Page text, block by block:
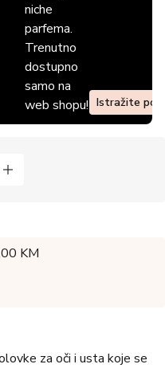
niche
parfema.
Trenutno
dostupno
samo na
web shopu! Istražite
KM
za oči i usta koje se